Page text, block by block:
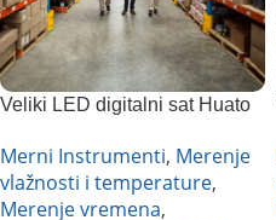
Veliki LED digitalni sat Huato
Merni Instrumenti, Merenje
vlažnosti i temperature,
Merenje vremena,